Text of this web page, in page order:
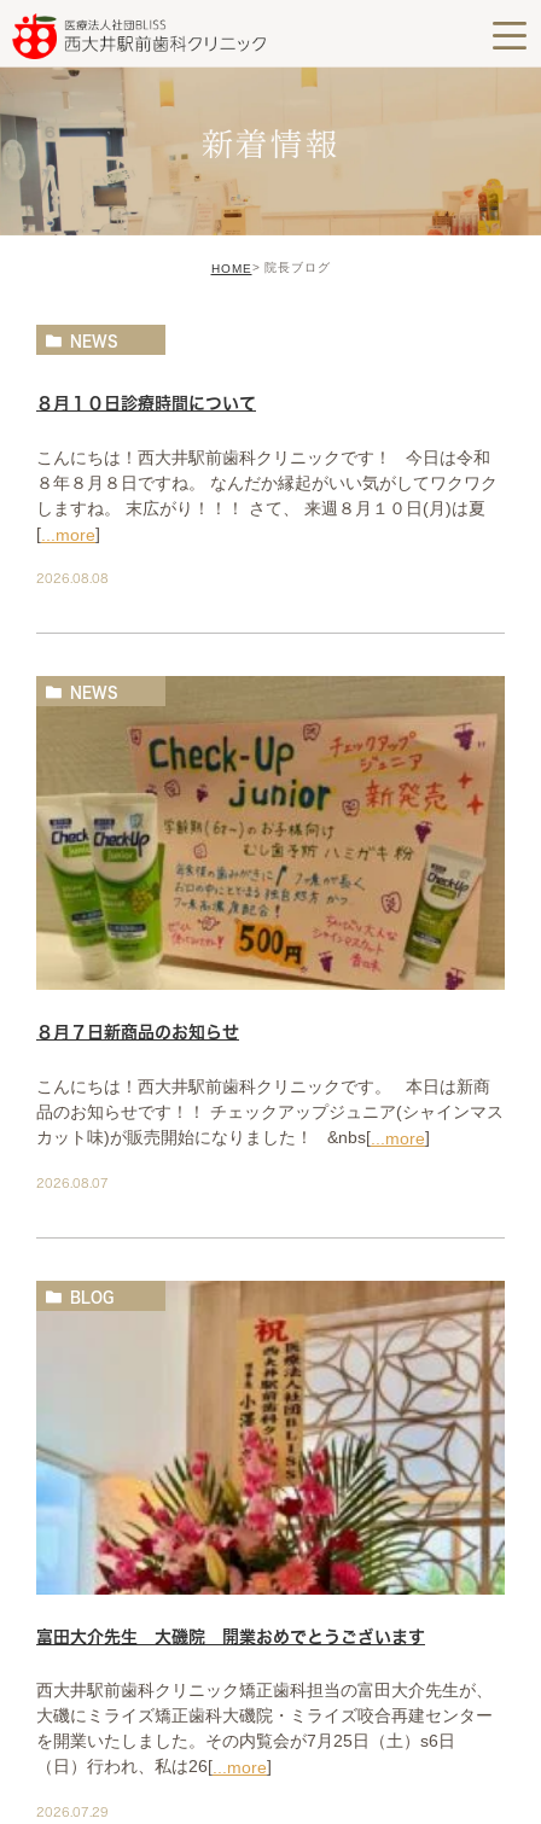
新着情報
HOME 院長ブログ
NEWS
８月１０日診療時間について
こんにちは！西大井駅前歯科クリニックです！ 今日は令和
８年８月８日ですね。 なんだか縁起がいい気がしてワクワク
しますね。 末広がり！！！ さて、 来週８月１０日(月)は夏
[ ...more]
2026.08.08
NEWS
８月７日新商品のお知らせ
こんにちは！西大井駅前歯科クリニックです。 本日は新商
品のお知らせです！！ チェックアップジュニア(シャインマス
カット味)が販売開始になりました！ &nbs[ ...more]
2026.08.07
BLOG
富田大介先生 大磯院 開業おめでとうございます
西大井駅前歯科クリニック矯正歯科担当の富田大介先生が、
大磯にミライズ矯正歯科大磯院・ミライズ咬合再建センター
を開業いたしました。その内覧会が7月25日（土）s6日
（日）行われ、私は26[ ...more]
2026.07.29